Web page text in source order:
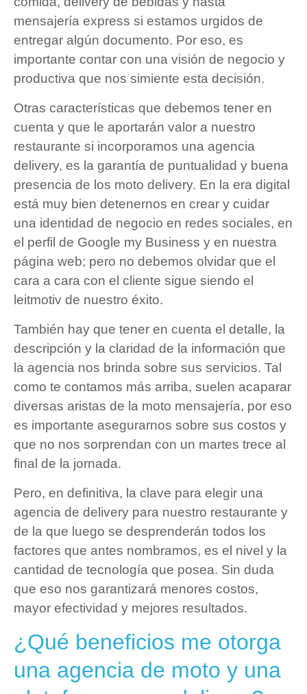
mensajería express si estamos urgidos de
entregar algún documento. Por eso, es
importante contar con una visión de negocio y
productiva que nos simiente esta decisión.
Otras características que debemos tener en
cuenta y que le aportarán valor a nuestro
restaurante si incorporamos una agencia
delivery, es la garantía de puntualidad y buena
presencia de los moto delivery. En la era digital
está muy bien detenernos en crear y cuidar
una identidad de negocio en redes sociales, en
el perfil de Google my Business y en nuestra
página web; pero no debemos olvidar que el
cara a cara con el cliente sigue siendo el
leitmotiv de nuestro éxito.
También hay que tener en cuenta el detalle, la
descripción y la claridad de la información que
la agencia nos brinda sobre sus servicios. Tal
como te contamos más arriba, suelen acaparar
diversas aristas de la moto mensajería, por eso
es importante asegurarnos sobre sus costos y
que no nos sorprendan con un martes trece al
final de la jornada.
Pero, en definitiva, la clave para elegir una
agencia de delivery para nuestro restaurante y
de la que luego se desprenderán todos los
factores que antes nombramos, es el nivel y la
cantidad de tecnología que posea. Sin duda
que eso nos garantizará menores costos,
mayor efectividad y mejores resultados.
¿Qué beneficios me otorga
una agencia de moto y una